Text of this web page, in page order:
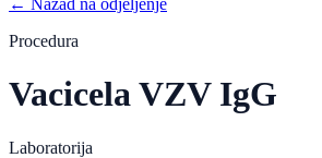
← Nazad na odjeljenje
Procedura
Vacicela VZV IgG
Laboratorija